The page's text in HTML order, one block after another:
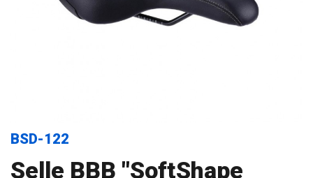
BSD-122
Selle BBB "SoftShape